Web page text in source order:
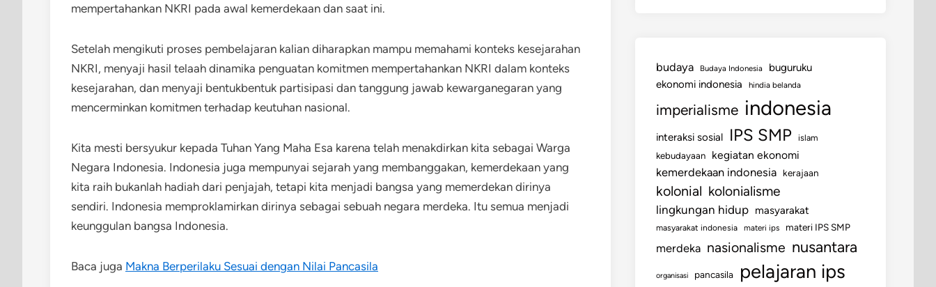
mempertahankan NKRI pada awal kemerdekaan dan saat ini.
Setelah mengikuti proses pembelajaran kalian diharapkan mampu memahami konteks kesejarahan
NKRI, menyaji hasil telaah dinamika penguatan komitmen mempertahankan NKRI dalam konteks
kesejarahan, dan menyaji bentukbentuk partisipasi dan tanggung jawab kewarganegaran yang
mencerminkan komitmen terhadap keutuhan nasional.
Kita mesti bersyukur kepada Tuhan Yang Maha Esa karena telah menakdirkan kita sebagai Warga
Negara Indonesia. Indonesia juga mempunyai sejarah yang membanggakan, kemerdekaan yang
kita raih bukanlah hadiah dari penjajah, tetapi kita menjadi bangsa yang memerdekan dirinya
sendiri. Indonesia memproklamirkan dirinya sebagai sebuah negara merdeka. Itu semua menjadi
keunggulan bangsa Indonesia.
Baca juga Makna Berperilaku Sesuai dengan Nilai Pancasila
budaya Budaya Indonesia
buguruku
ekonomi indonesia
hindia belanda
imperialisme indonesia
interaksi sosial IPS SMP
islam
kebudayaan
kegiatan ekonomi
kemerdekaan indonesia kerajaan
kolonial kolonialisme
lingkungan hidup masyarakat
masyarakat indonesia materi ips materi IPS SMP
merdeka nasionalisme nusantara
organisasi pancasila pelajaran ips